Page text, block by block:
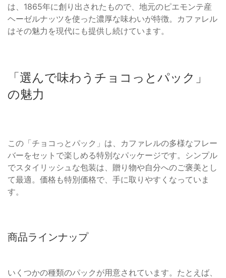
は、1865年に創り出されたもので、地元のピエモンテ産
ヘーゼルナッツを使った濃厚な味わいが特徴。カファレル
はその魅力を現代にも提供し続けています。
「選んで味わうチョコっとパック」
の魅力
この「チョコっとパック」は、カファレルの多様なフレー
バーをセットで楽しめる特別なパッケージです。シンプル
でスタイリッシュな包装は、贈り物や自分へのご褒美とし
て最適。価格も特別価格で、手に取りやすくなっていま
す。
商品ラインナップ
いくつかの種類のパックが用意されています。たとえば、